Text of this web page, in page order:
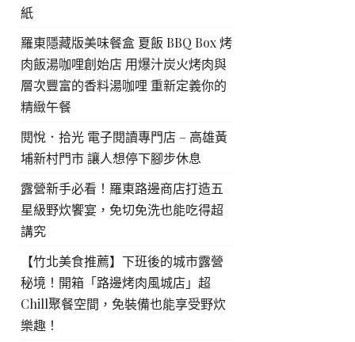
紙
羅東隱藏版美味餐盒 夏飯 BBQ Box 烤
肉飯湯咖哩創始店 用爆汁炭火烤肉與
層次豐富的香料湯咖哩 重新定義你的
精緻午餐
閱悅．拾光 電子閱讀專門店 – 高雄黃
埔新村門市 讓人想停下腳步休息
露營新手必看！羅東路邊商店打造五
星級野炊饗宴，免切免洗也能吃得超
講究
【竹北美食推薦】下班後的城市露營
秘境！開箱「路邊烤肉風城店」超
Chill聚餐空間，免裝備也能享受野炊
樂趣！